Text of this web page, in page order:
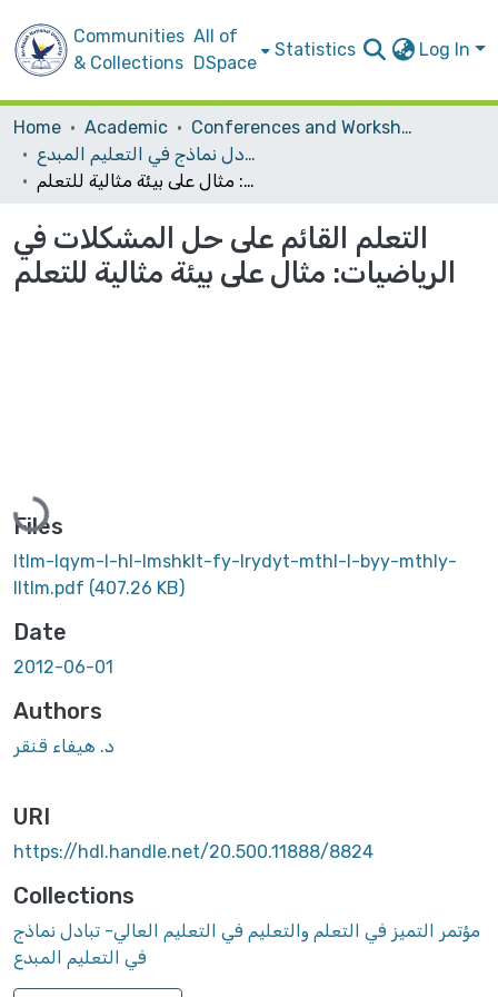
Communities
& Collections
All of
DSpace
Statistics Log In
Home Academic
Conferences and Workshops
مؤتمر التميز في التعلم والتعليم في التعليم العالي- تبادل نماذج في التعليم المبدع
التعلم القائم على حل المشكلات في الرياضيات: مثال على بيئة مثالية للتعلم
التعلم القائم على حل المشكلات في
الرياضيات: مثال على بيئة مثالية للتعلم
Loading...
Files
ltlm-lqym-l-hl-lmshklt-fy-lrydyt-mthl-l-byy-mthly-
lltlm.pdf (407.26 KB)
Date
2012-06-01
Authors
د. هيفاء قنقر
URI
https://hdl.handle.net/20.500.11888/8824
Collections
مؤتمر التميز في التعلم والتعليم في التعليم العالي- تبادل نماذج
في التعليم المبدع